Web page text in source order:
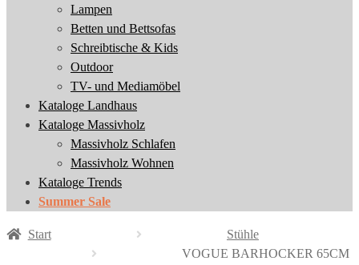
Lampen
Betten und Bettsofas
Schreibtische & Kids
Outdoor
TV- und Mediamöbel
Kataloge Landhaus
Kataloge Massivholz
Massivholz Schlafen
Massivholz Wohnen
Kataloge Trends
Summer Sale
Start
Stühle
VOGUE BARHOCKER 65CM